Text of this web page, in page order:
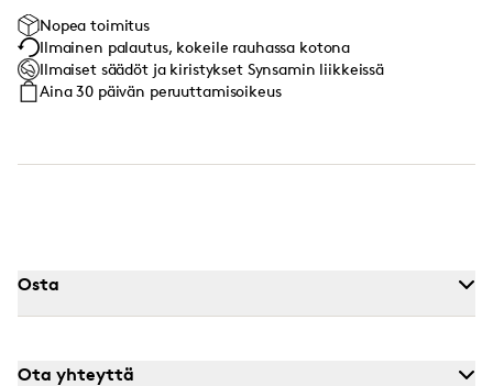
Nopea toimitus
Ilmainen palautus, kokeile rauhassa kotona
Ilmaiset säädöt ja kiristykset Synsamin liikkeissä
Aina 30 päivän peruuttamisoikeus
Osta
Ota yhteyttä